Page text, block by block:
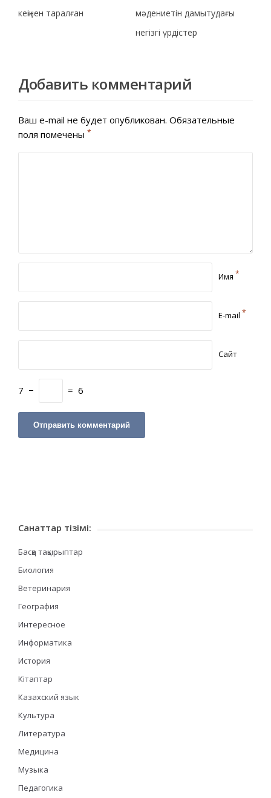
кеңінен таралған
мәдениетін дамытудағы
негізгі үрдістер
Добавить комментарий
Ваш e-mail не будет опубликован. Обязательные
поля помечены *
Имя *
E-mail *
Сайт
7 − = 6
Санаттар тізімі:
Басқа тақырыптар
Биология
Ветеринария
География
Интересное
Информатика
История
Кітаптар
Казахский язык
Культура
Литература
Медицина
Музыка
Педагогика